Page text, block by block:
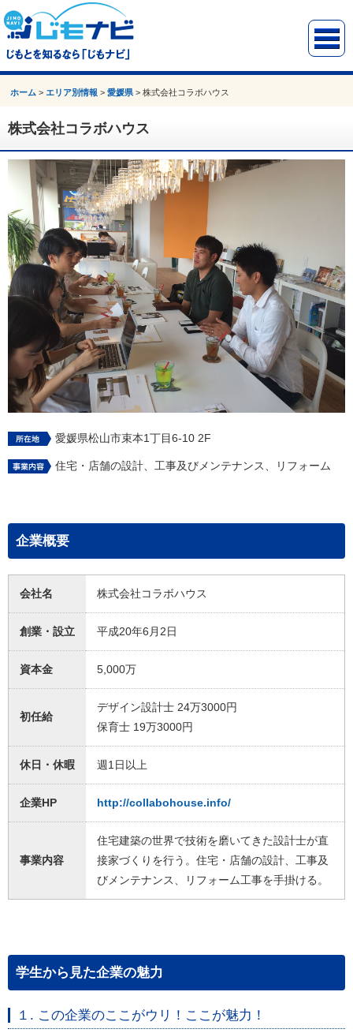
ホーム > エリア別情報 >愛媛県 >株式会社コラボハウス
株式会社コラボハウス
愛媛県松山市束本1丁目6-10 2F
住宅・店舗の設計、工事及びメンテナンス、リフォーム
企業概要
会社名 株式会社コラボハウス
創業・設立 平成20年6月2日
資本金 5,000万
初任給
デザイン設計士 24万3000円
保育士 19万3000円
休日・休暇 週1日以上
企業HP http://collabohouse.info/
事業内容
住宅建築の世界で技術を磨いてきた設計士が直
接家づくりを行う。住宅・店舗の設計、工事及
びメンテナンス、リフォーム工事を手掛ける。
学生から見た企業の魅力
１. この企業のここがウリ！ここが魅力！